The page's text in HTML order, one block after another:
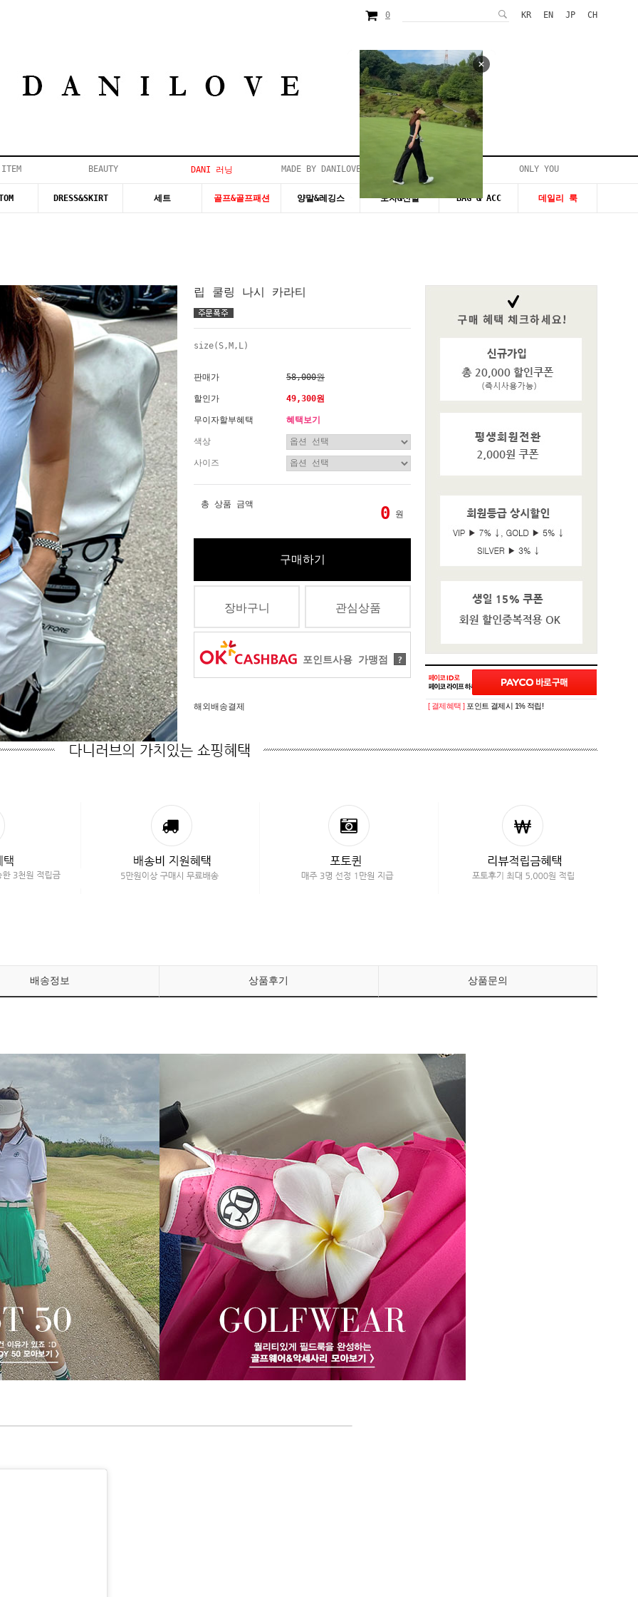
0 KR EN JP CH
BEAUTY DANI 러닝 MADE BY DANILOVE 시즌20~50%세일 ONLY YOU
DRESS&SKIRT 세트 골프&골프패션 양말&레깅스 모자&신발 BAG & ACC 데일리 룩
립 쿨링 나시 카라티
size(S,M,L)
판매가 58,000원
할인가 49,300원
무이자할부혜택 혜택보기
색상
사이즈
총 상품 금액 0 원
구매하기
장바구니 관심상품
포인트사용 가맹점 ?
해외배송결제 [ 결제혜택 ] 포인트 결제시 1% 적립!
배송정보 상품후기 상품문의